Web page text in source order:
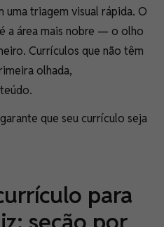
uma triagem visual rápida. O
a área mais nobre — o olho
Currículos que não têm
olhada,
que seu currículo seja
para